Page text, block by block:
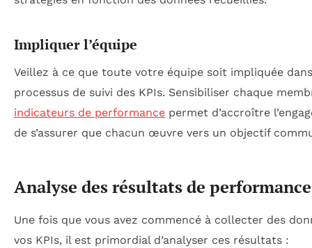
Impliquer l’équipe
Veillez à ce que toute votre équipe soit impliquée
processus de suivi des KPIs. Sensibiliser chaque
indicateurs de performance permet d’accroître
de s’assurer que chacun œuvre vers un objectif
Analyse des résultats de performance
Une fois que vous avez commencé à collecter des
vos KPIs, il est primordial d’analyser ces résultats :